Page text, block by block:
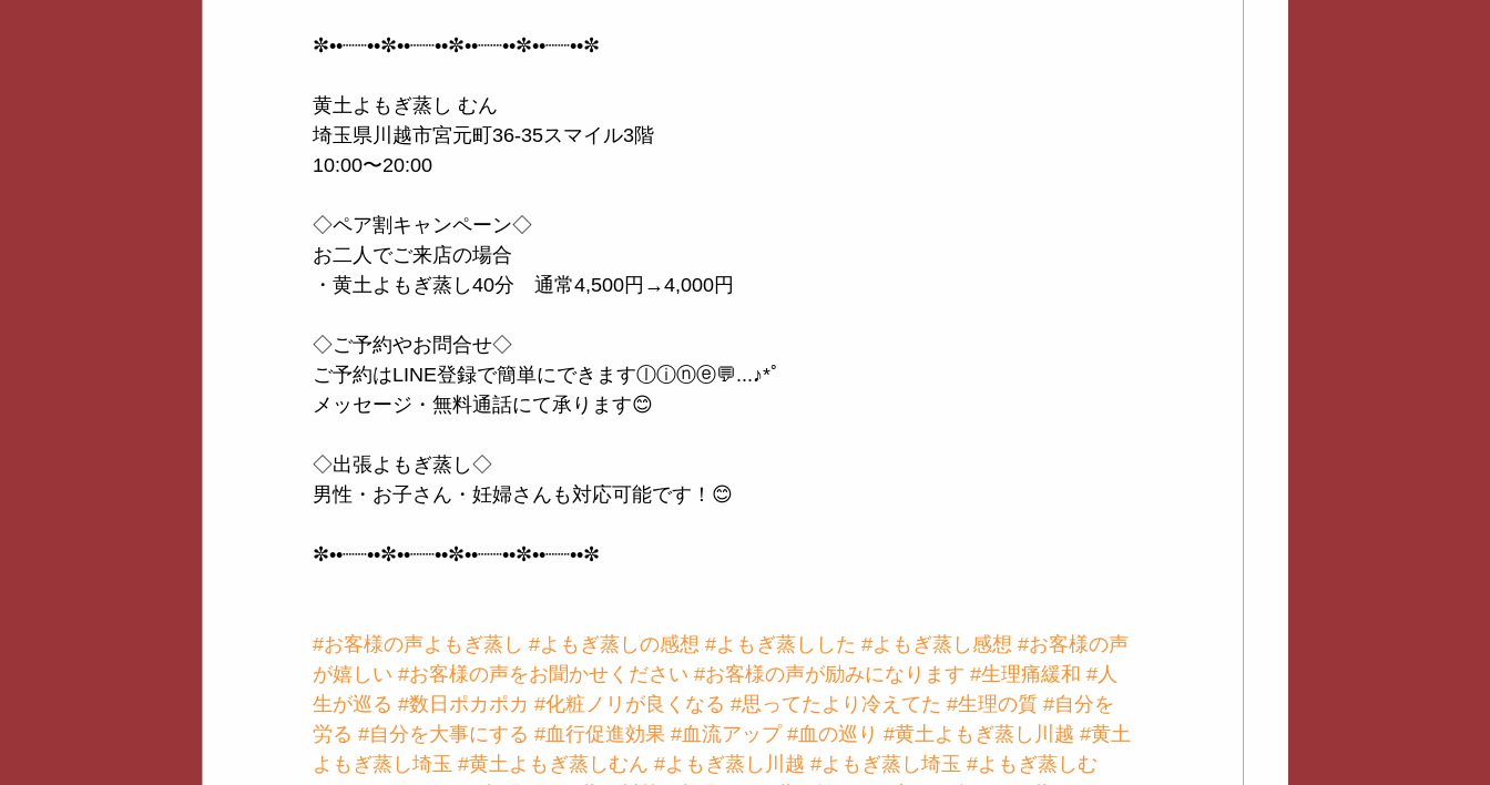
✼••┈┈••✼••┈┈••✼••┈┈••✼••┈┈••✼
黄土よもぎ蒸し むん
埼玉県川越市宮元町36-35スマイル3階
10:00〜20:00
◇ペア割キャンペーン◇
お二人でご来店の場合
・黄土よもぎ蒸し40分　通常4,500円→4,000円
◇ご予約やお問合せ◇
ご予約はLINE登録で簡単にできますⓛⓘⓝⓔ💬...♪*ﾟ
メッセージ・無料通話にて承ります😊
◇出張よもぎ蒸し◇
男性・お子さん・妊婦さんも対応可能です！😊
✼••┈┈••✼••┈┈••✼••┈┈••✼••┈┈••✼
#お客様の声よもぎ蒸し #よもぎ蒸しの感想 #よもぎ蒸しした #よもぎ蒸し感想 #お客様の声
が嬉しい #お客様の声をお聞かせください #お客様の声が励みになります #生理痛緩和 #人
生が巡る #数日ポカポカ #化粧ノリが良くなる #思ってたより冷えてた #生理の質 #自分を
労る #自分を大事にする #血行促進効果 #血流アップ #血の巡り #黄土よもぎ蒸し川越 #黄土
よもぎ蒸し埼玉 #黄土よもぎ蒸しむん #よもぎ蒸し川越 #よもぎ蒸し埼玉 #よもぎ蒸しむ